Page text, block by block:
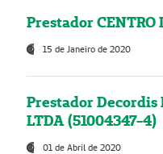
Prestador CENTRO
15 de Janeiro de 2020
Prestador Decordis
LTDA (51004347-4)
01 de Abril de 2020